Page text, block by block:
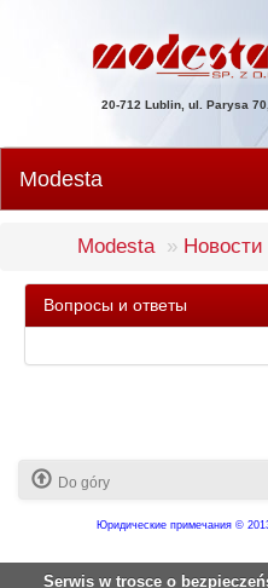
20-712 Lublin, ul. Parysa
Modesta
Modesta Новости
Вопросы и ответы
Do góry
Юридические примечания©
Serwis w trosce o